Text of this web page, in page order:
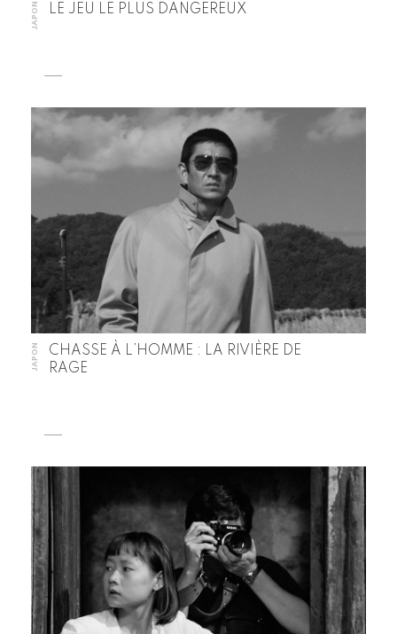
JAPON LE JEU LE PLUS DANGEREUX
JAPON
CHASSE À L’HOMME : LA RIVIÈRE DE
RAGE